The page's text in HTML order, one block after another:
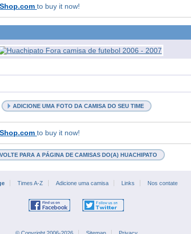
to buy it now!
ADICIONE UMA FOTO DA CAMISA DO SEU TIME
to buy it now!
VOLTE PARA A PÁGINA DE CAMISAS DO(A) HUACHIPATO
Times A-Z Adicione uma camisa Links Nos contate